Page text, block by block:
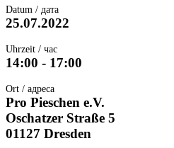
Datum / дата
25.07.2022
Uhrzeit / час
14:00 - 17:00
Ort / адреса
Pro Pieschen e.V.
Oschatzer Straße 5
01127 Dresden